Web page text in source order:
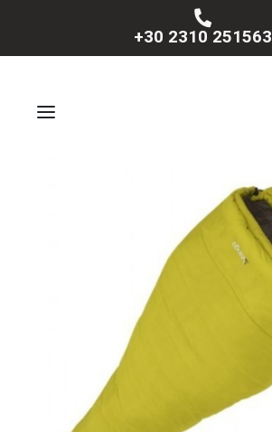
+30 2310 251563